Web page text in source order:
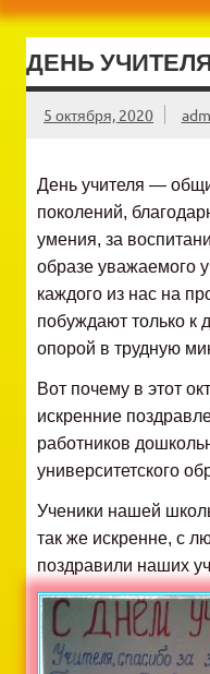
ДЕНЬ
5 октября, 2020
День учителя —
поколений,
умения, за
образе уважаемого
каждого из нас на
побуждают только к
опорой в трудную
Вот почему в этот
искренние
работников
университетского
Ученики нашей
так же искренне, с
поздравили наших